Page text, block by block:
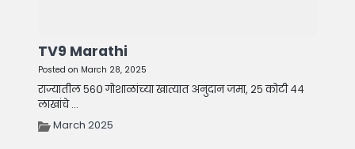
TV9 Marathi
Posted on March 28, 2025
राज्यातील ५६० गोशाळांच्या खात्यात अनुदान जमा, २५ कोटी ४४
लाखांचे ...
March 2025